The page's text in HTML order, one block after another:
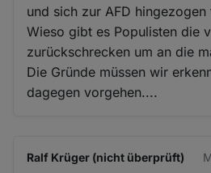
und sich zur AFD hingezogen
Wieso gibt es Populisten die
zurückschrecken um an die
Die Gründe müssen wir
dagegen vorgehen....
Ralf Krüger (nicht überprüft)